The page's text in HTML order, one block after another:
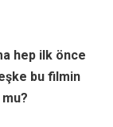
hep ilk önce
bu filmin